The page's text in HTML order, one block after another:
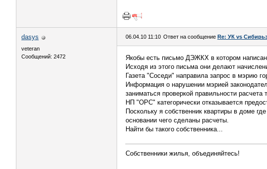
dasys
veteran
Сообщений: 2472
06.04.10 11:10 Ответ на сообщение Re: УК vs
Якобы есть письмо ДЭЖКХ в котором
Исходя из этого письма они делают
Газета "Соседи" направила запрос в мэрию
Информация о нарушении мэрией
заниматься проверкой правильности
НП "ОРС" категорически отказывается
Поскольку я собственник квартиры в доме
основании чего сделаны расчеты.
Найти бы такого собственника...
Собственники жилья, объединяйтесь!